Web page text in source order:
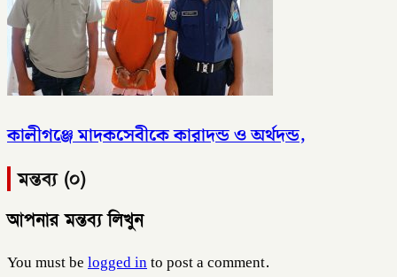
কালীগঞ্জে মাদকসেবীকে কারাদন্ড ও অর্থদন্ড,
মন্তব্য (০)
আপনার মন্তব্য লিখুন
You must belogged into post a comment.